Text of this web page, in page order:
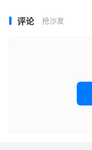
评论 抢沙发